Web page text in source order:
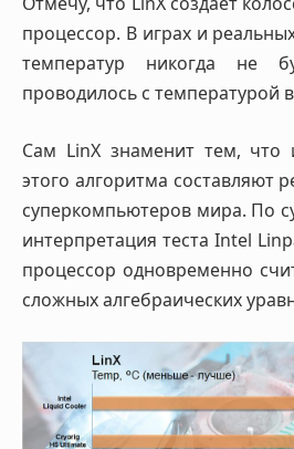
процессор. В играх и
температур никогда не
проводилось с температурой
Сам LinX знаменит тем,
этого алгоритма составляют
суперкомпьютеров мира. По
интерпретация теста Intel
процессор одновременно
сложных алгебраических